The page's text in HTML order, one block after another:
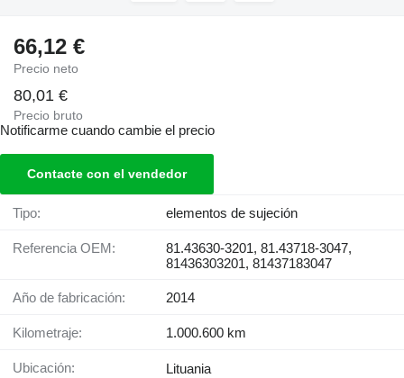
66,12 €
Precio neto
80,01 €
Precio bruto
Notificarme cuando cambie el precio
Contacte con el vendedor
Tipo: elementos de sujeción
Referencia OEM:
81.43630-3201, 81.43718-3047,
81436303201, 81437183047
Año de fabricación: 2014
Kilometraje: 1.000.600 km
Ubicación:
Lituania